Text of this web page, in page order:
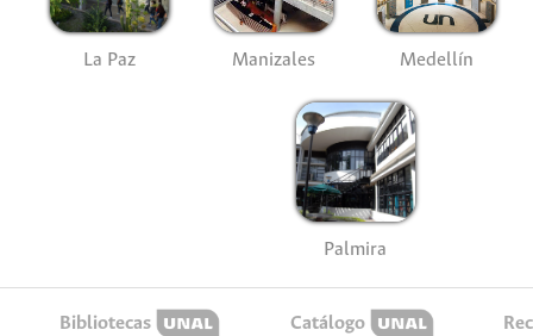
La Paz Manizales Medellín
Palmira
Bibliotecas Catálogo